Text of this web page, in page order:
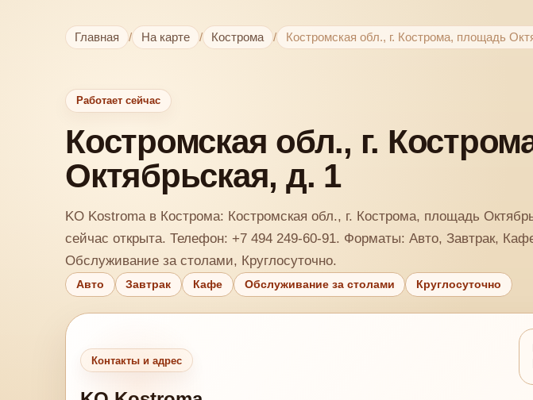
Главная / На карте / Кострома / Костромская обл., г. Кострома, площадь
Работает сейчас
Костромская обл., г.
Октябрьская, д. 1
KO Kostroma в Кострома: Костромская обл., г. Кострома, площадь
сейчас открыта. Телефон: +7 494 249-60-91. Форматы: Авто, Завтрак,
Обслуживание за столами, Круглосуточно.
Авто Завтрак Кафе Обслуживание за столами Круглосуточно
Контакты и адрес